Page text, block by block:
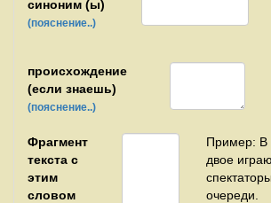
синоним (ы)
(пояснение..)
происхождение
(если знаешь)
(пояснение..)
Фрагмент
текста с
этим
словом
Пример: В
двое
очереди.